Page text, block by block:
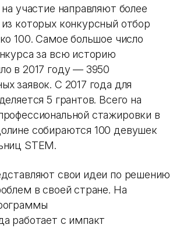
участие направляют более
которых конкурсный отбор
100. Самое большое число
за всю историю
в 2017 году — 3950
заявок. С 2017 года для
5 грантов. Всего на
стажировки в
собираются 100 девушек
STEM.
свои идеи по решению
в своей стране. На
работает с импакт